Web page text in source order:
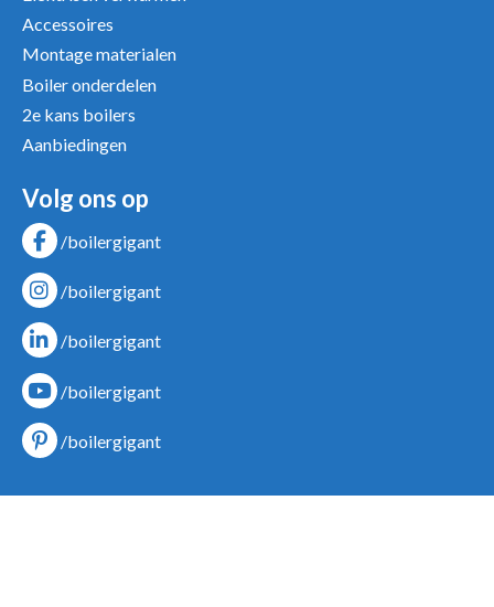
Accessoires
Montage materialen
Boiler onderdelen
2e kans boilers
Aanbiedingen
Volg ons op
/boilergigant
/boilergigant
/boilergigant
/boilergigant
/boilergigant